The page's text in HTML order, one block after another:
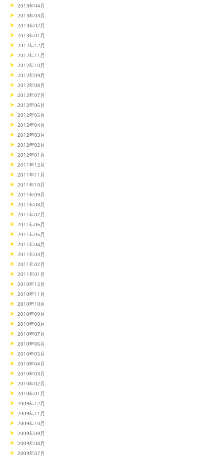
2013年04月
2013年03月
2013年02月
2013年01月
2012年12月
2012年11月
2012年10月
2012年09月
2012年08月
2012年07月
2012年06月
2012年05月
2012年04月
2012年03月
2012年02月
2012年01月
2011年12月
2011年11月
2011年10月
2011年09月
2011年08月
2011年07月
2011年06月
2011年05月
2011年04月
2011年03月
2011年02月
2011年01月
2010年12月
2010年11月
2010年10月
2010年09月
2010年08月
2010年07月
2010年06月
2010年05月
2010年04月
2010年03月
2010年02月
2010年01月
2009年12月
2009年11月
2009年10月
2009年09月
2009年08月
2009年07月